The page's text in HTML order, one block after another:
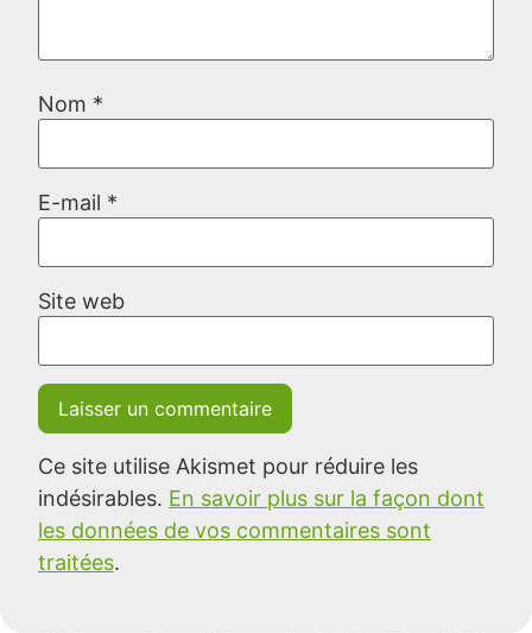
Nom *
E-mail *
Site web
Ce site utilise Akismet pour réduire les
indésirables. En savoir plus sur la façon dont
les données de vos commentaires sont
traitées.